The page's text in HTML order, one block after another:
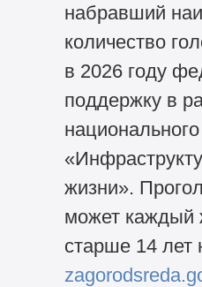
набравший
количество
в 2026 году
поддержку в
жизни».
может каждый
старше 14